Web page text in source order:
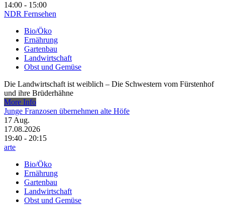
14:00 - 15:00
NDR Fernsehen
Bio/Öko
Ernährung
Gartenbau
Landwirtschaft
Obst und Gemüse
Die Landwirtschaft ist weiblich – Die Schwestern vom Fürstenhof
und ihre Brüderhähne
More Info
Junge Franzosen übernehmen alte Höfe
17 Aug.
17.08.2026
19:40 - 20:15
arte
Bio/Öko
Ernährung
Gartenbau
Landwirtschaft
Obst und Gemüse